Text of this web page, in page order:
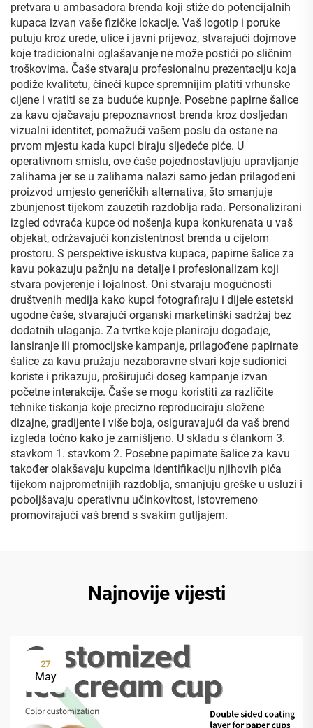
pretvara u ambasadora brenda koji stiže do potencijalnih
kupaca izvan vaše fizičke lokacije. Vaš logotip i poruke
putuju kroz urede, ulice i javni prijevoz, stvarajući dojmove
koje tradicionalni oglašavanje ne može postići po sličnim
troškovima. Čaše stvaraju profesionalnu prezentaciju koja
podiže kvalitetu, čineći kupce spremnijim platiti vrhunske
cijene i vratiti se za buduće kupnje. Posebne papirne šalice
za kavu ojačavaju prepoznavnost brenda kroz dosljedan
vizualni identitet, pomažući vašem poslu da ostane na
prvom mjestu kada kupci biraju sljedeće piće. U
operativnom smislu, ove čaše pojednostavljuju upravljanje
zalihama jer se u zalihama nalazi samo jedan prilagođeni
proizvod umjesto generičkih alternativa, što smanjuje
zbunjenost tijekom zauzetih razdoblja rada. Personalizirani
izgled odvraća kupce od nošenja kupa konkurenata u vaš
objekat, održavajući konzistentnost brenda u cijelom
prostoru. S perspektive iskustva kupaca, papirne šalice za
kavu pokazuju pažnju na detalje i profesionalizam koji
stvara povjerenje i lojalnost. Oni stvaraju mogućnosti
društvenih medija kako kupci fotografiraju i dijele estetski
ugodne čaše, stvarajući organski marketinški sadržaj bez
dodatnih ulaganja. Za tvrtke koje planiraju događaje,
lansiranje ili promocijske kampanje, prilagođene papirnate
šalice za kavu pružaju nezaboravne stvari koje sudionici
koriste i prikazuju, proširujući doseg kampanje izvan
početne interakcije. Čaše se mogu koristiti za različite
tehnike tiskanja koje precizno reproduciraju složene
dizajne, gradijente i više boja, osiguravajući da vaš brend
izgleda točno kako je zamišljeno. U skladu s člankom 3.
stavkom 1. stavkom 2. Posebne papirnate šalice za kavu
također olakšavaju kupcima identifikaciju njihovih pića
tijekom najprometnijih razdoblja, smanjuju greške u usluzi i
poboljšavaju operativnu učinkovitost, istovremeno
promovirajući vaš brend s svakim gutljajem.
Najnovije vijesti
27
May